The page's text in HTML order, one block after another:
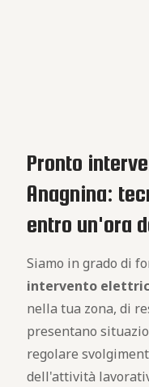
Pronto
Anagnina:
entro un'ora
Siamo in grado di
intervento
nella tua zona, di
presentano
regolare
dell'attività